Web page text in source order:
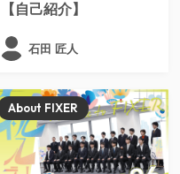
【自己紹介】
石田 匠人
About FIXER